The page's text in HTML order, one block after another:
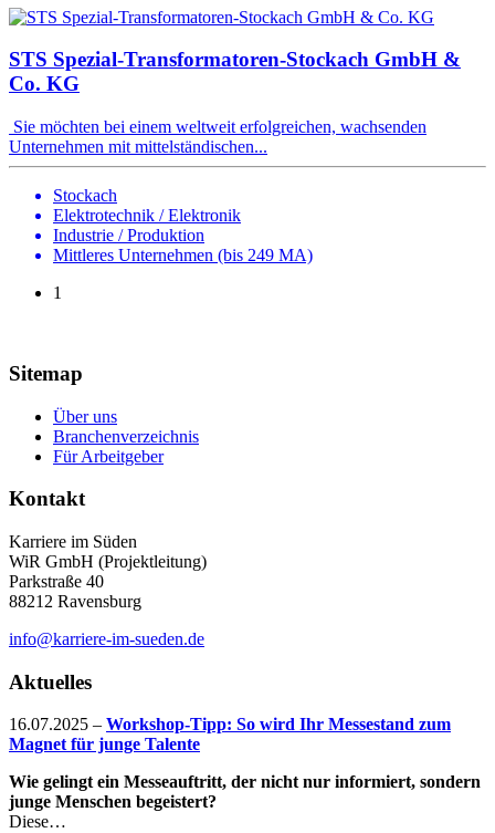
STS Spezial-Transformatoren-Stockach GmbH &
Co. KG
Sie möchten bei einem weltweit erfolgreichen, wachsenden
Unternehmen mit mittelständischen...
Stockach
Elektrotechnik / Elektronik
Industrie / Produktion
Mittleres Unternehmen (bis 249 MA)
1
Sitemap
Über uns
Branchenverzeichnis
Für Arbeitgeber
Kontakt
Karriere im Süden
WiR GmbH (Projektleitung)
Parkstraße 40
88212 Ravensburg
info@karriere-im-sueden.de
Aktuelles
16.07.2025 – Workshop-Tipp: So wird Ihr Messestand zum
Magnet für junge Talente
Wie gelingt ein Messeauftritt, der nicht nur informiert, sondern
junge Menschen begeistert?
Diese…